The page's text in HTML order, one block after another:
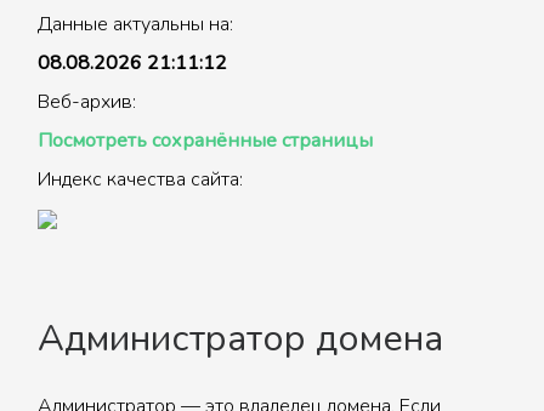
Данные актуальны на:
08.08.2026 21:11:12
Веб-архив:
Посмотреть сохранённые страницы
Индекс качества сайта:
Администратор домена